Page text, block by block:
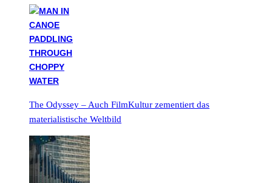
The Odyssey – Auch FilmKultur zementiert das
materialistische Weltbild